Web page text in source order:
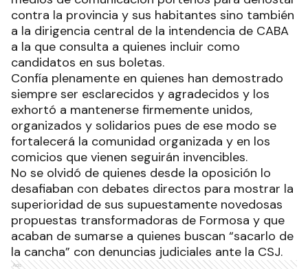
contra la provincia y sus habitantes sino también
a la dirigencia central de la intendencia de CABA
a la que consulta a quienes incluir como
candidatos en sus boletas.
Confía plenamente en quienes han demostrado
siempre ser esclarecidos y agradecidos y los
exhortó a mantenerse firmemente unidos,
organizados y solidarios pues de ese modo se
fortalecerá la comunidad organizada y en los
comicios que vienen seguirán invencibles.
No se olvidó de quienes desde la oposición lo
desafiaban con debates directos para mostrar la
superioridad de sus supuestamente novedosas
propuestas transformadoras de Formosa y que
acaban de sumarse a quienes buscan “sacarlo de
la cancha” con denuncias judiciales ante la CSJ.
Ads